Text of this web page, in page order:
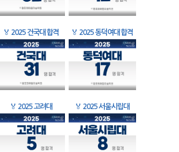
🏅 2025 건국대 합격 🏅 2025 동덕여대 합격
🏅 2025 고려대 🏅 2025 서울시립대